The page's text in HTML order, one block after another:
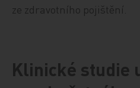
ze zdravotního pojištění.
Klinické studie